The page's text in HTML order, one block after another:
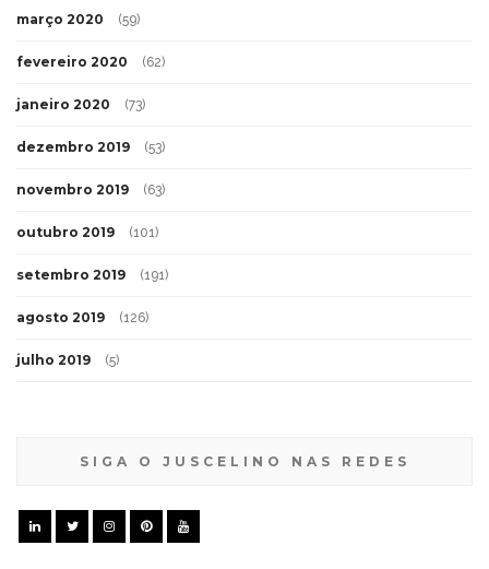
março 2020 (59)
fevereiro 2020 (62)
janeiro 2020 (73)
dezembro 2019 (53)
novembro 2019 (63)
outubro 2019 (101)
setembro 2019 (191)
agosto 2019 (126)
julho 2019 (5)
SIGA O JUSCELINO NAS REDES